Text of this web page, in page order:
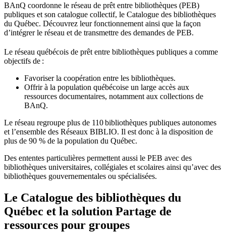
BAnQ coordonne le réseau de prêt entre bibliothèques (PEB)
publiques et son catalogue collectif, le Catalogue des bibliothèques
du Québec. Découvrez leur fonctionnement ainsi que la façon
d’intégrer le réseau et de transmettre des demandes de PEB.
Le réseau québécois de prêt entre bibliothèques publiques a comme
objectifs de :
Favoriser la coopération entre les bibliothèques.
Offrir à la population québécoise un large accès aux
ressources documentaires, notamment aux collections de
BAnQ.
Le réseau regroupe plus de 110bibliothèques publiques autonomes
et l’ensemble des Réseaux BIBLIO. Il est donc à la disposition de
plus de 90 % de la population du Québec.
Des ententes particulières permettent aussi le PEB avec des
bibliothèques universitaires, collégiales et scolaires ainsi qu’avec des
bibliothèques gouvernementales ou spécialisées.
Le Catalogue des bibliothèques du
Québec et la solution Partage de
ressources pour groupes